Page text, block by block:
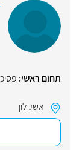
תחום ראשי:
אשקלון